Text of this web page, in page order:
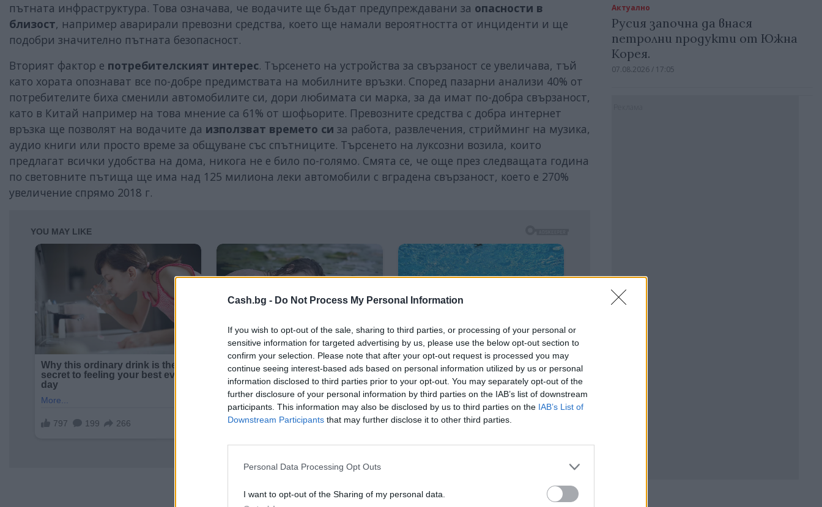
Cash.bg - Do Not Process My Personal Information
If you wish to opt-out of the sale, sharing to third parties, or processing of your personal or
sensitive information for targeted advertising by us, please use the below opt-out section to
confirm your selection. Please note that after your opt-out request is processed you may
continue seeing interest-based ads based on personal information utilized by us or personal
information disclosed to third parties prior to your opt-out. You may separately opt-out of the
further disclosure of your personal information by third parties on the IAB’s list of downstream
participants. This information may also be disclosed by us to third parties on the IAB’s List of
Downstream Participants that may further disclose it to other third parties.
Personal Data Processing Opt Outs
I want to opt-out of the Sharing of my personal data.
пътната инфраструктура. Това означава, че водачите ще бъдат предупреждавани за опасности в
близост, например аварирали превозни средства, което ще намали вероятността от инциденти и ще
подобри значително пътната безопасност.
Вторият фактор е потребителският интерес. Търсенето на устройства за свързаност се увеличава, тъй
като хората опознават все по-добре предимствата на мобилните връзки. Според пазарни анализи 40% от
потребителите биха сменили автомобилите си, дори любимата си марка, за да имат по-добра свързаност,
като в Китай например на това мнение са 61% от шофьорите. Превозните средства с добра интернет
връзка ще позволят на водачите да използват времето си за работа, развлечения, стрийминг на музика,
аудио книги или просто време за общуване със спътниците. Търсенето на луксозни возила, които
предлагат всички удобства на дома, никога не е било по-голямо. Смята се, че още през следващата година
по световните пътища ще има над 125 милиона леки автомобили с вградена свързаност, което е 270%
увеличение спрямо 2018 г.
Актуално
Русия започна да внася
петролни продукти от Южна
Корея.
07.08.2026 / 17:05